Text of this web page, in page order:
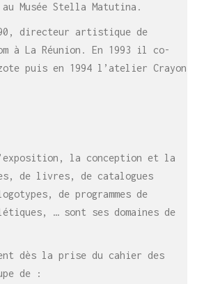
Musée Stella Matutina.
directeur artistique de
à La Réunion. En 1993 il co-
puis en 1994 l’atelier Crayon
la conception et la
de livres, de catalogues
de programmes de
… sont ses domaines de
dès la prise du cahier des
de :